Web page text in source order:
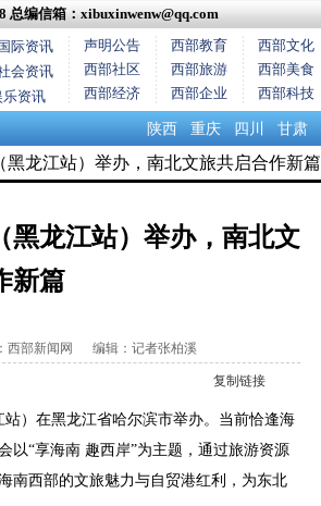
总编信箱：xibuxinwenw@qq.com
国际资讯
会资讯
乐资讯
声明公告
西部社区
西部经济
西部教育
西部旅游
西部企业
西部文化
西部美食
西部科技
陕西 重庆 四川 甘肃
龙江站）举办，南北文旅共启合作新篇
黑龙江站）举办，南北文
新篇
部新闻网 编辑：记者张柏溪
复制链接
）在黑龙江省哈尔滨市举办。当前恰逢海
以“享海南 趣西岸”为主题，通过旅游资源
南西部的文旅魅力与自贸港红利，为东北